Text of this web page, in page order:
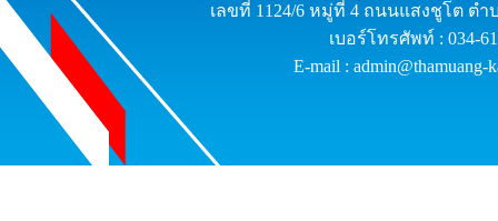
เลขที่ 1124/6 หมู่ที่ 4 ถนนแสงชูโต ต
เบอร์โทรศัพท์ : 034-
E-mail : admin@thamuang-